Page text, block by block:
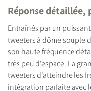
Réponse détaillée,
Entraînés par un
tweeters à dôme souple
son haute fréquence
très peu d‘espace. La
tweeters d‘atteindre les
intégration parfaite avec